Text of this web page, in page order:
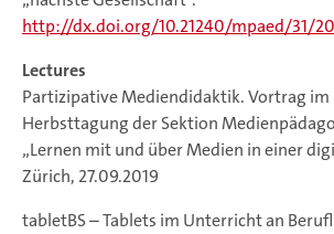
http://dx.doi.org/10.21240/mpaed/31/
Lectures
Partizipative Mediendidaktik. Vortrag im
Herbsttagung der Sektion
„Lernen mit und über Medien in einer
Zürich, 27.09.2019
tabletBS – Tablets im Unterricht an